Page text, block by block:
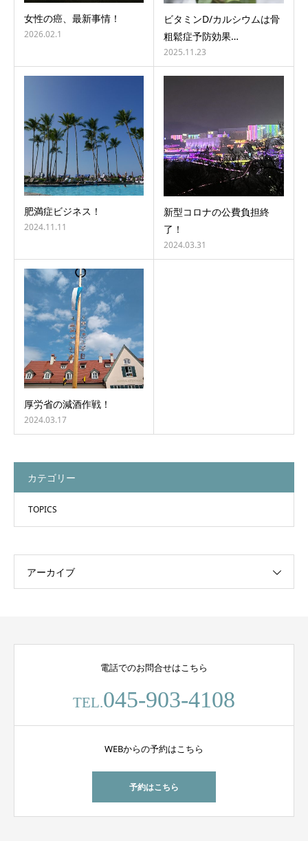
女性の癌、最新事情！
2026.02.1
ビタミンD/カルシウムは骨
粗鬆症予防効果…
2025.11.23
肥満症ビジネス！
2024.11.11
新型コロナの公費負担終
了！
2024.03.31
厚労省の減酒作戦！
2024.03.17
カテゴリー
TOPICS
アーカイブ
電話でのお問合せはこちら
TEL.045-903-4108
WEBからの予約はこちら
予約はこちら